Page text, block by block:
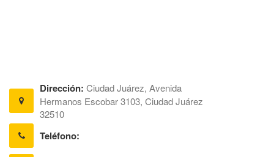
Dirección: Ciudad Juárez, Avenida
Hermanos Escobar 3103, Ciudad Juárez
32510
Teléfono: